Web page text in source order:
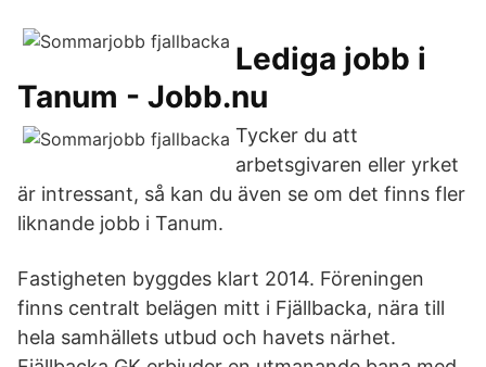
Lediga jobb i
Tanum - Jobb.nu
Tycker du att
arbetsgivaren eller yrket
är intressant, så kan du även se om det finns fler
liknande jobb i Tanum.
Fastigheten byggdes klart 2014. Föreningen
finns centralt belägen mitt i Fjällbacka, nära till
hela samhällets utbud och havets närhet.